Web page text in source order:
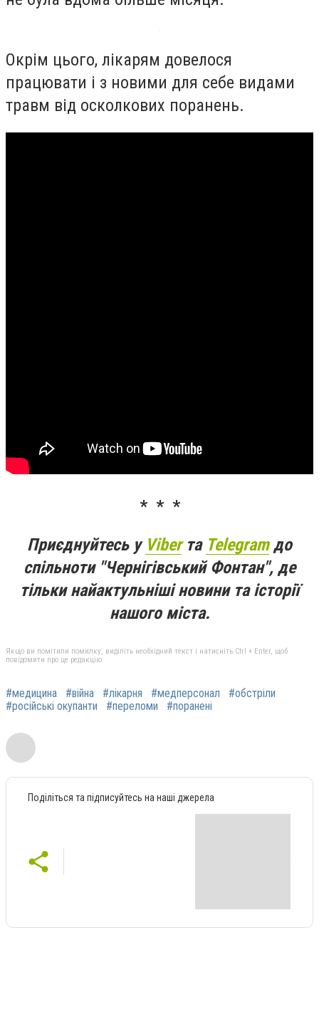
Окрім цього, лікарям довелося
працювати і з новими для себе видами
травм від осколкових поранень.
* * *
Приєднуйтесь у Viberта Telegramдо
спільноти "Чернігівський Фонтан", де
тільки найактульніші новини та історії
нашого міста.
Якщо ви помітили помилку, виділіть необхідний текст і натисніть Ctrl + Enter, щоб
повідомити про це редакцію
#медицина #війна #лікарня #медперсонал
#обстріли
#російські окупанти
#переломи #поранені
Поділіться та підписуйтесь на наші джерела